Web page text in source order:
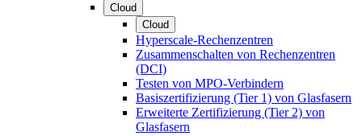
Cloud
Cloud
Hyperscale-Rechenzentren
Zusammenschalten von Rechenzentren
(DCI)
Testen von MPO-Verbindern
Basiszertifizierung (Tier 1) von Glasfasern
Erweiterte Zertifizierung (Tier 2) von
Glasfasern